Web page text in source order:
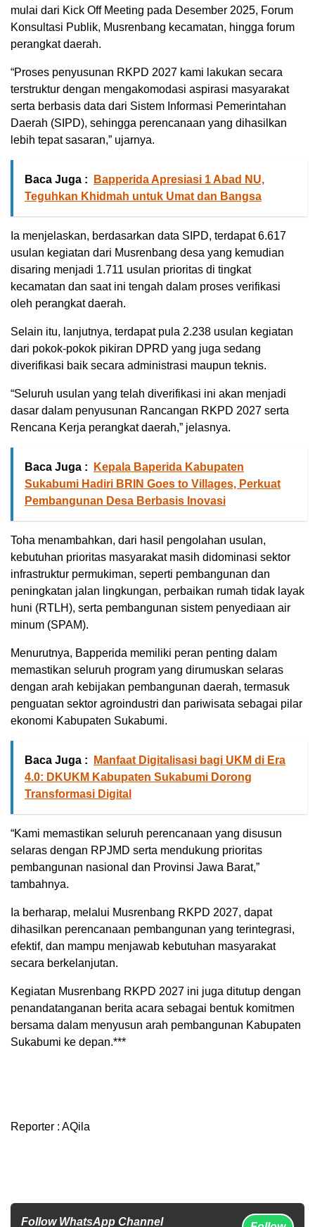
mulai dari Kick Off Meeting pada Desember 2025, Forum
Konsultasi Publik, Musrenbang kecamatan, hingga forum
perangkat daerah.
“Proses penyusunan RKPD 2027 kami lakukan secara
terstruktur dengan mengakomodasi aspirasi masyarakat
serta berbasis data dari Sistem Informasi Pemerintahan
Daerah (SIPD), sehingga perencanaan yang dihasilkan
lebih tepat sasaran,” ujarnya.
Baca Juga :
Bapperida Apresiasi 1 Abad NU,
Teguhkan Khidmah untuk Umat dan Bangsa
Ia menjelaskan, berdasarkan data SIPD, terdapat 6.617
usulan kegiatan dari Musrenbang desa yang kemudian
disaring menjadi 1.711 usulan prioritas di tingkat
kecamatan dan saat ini tengah dalam proses verifikasi
oleh perangkat daerah.
Selain itu, lanjutnya, terdapat pula 2.238 usulan kegiatan
dari pokok-pokok pikiran DPRD yang juga sedang
diverifikasi baik secara administrasi maupun teknis.
“Seluruh usulan yang telah diverifikasi ini akan menjadi
dasar dalam penyusunan Rancangan RKPD 2027 serta
Rencana Kerja perangkat daerah,” jelasnya.
Baca Juga :
Kepala Baperida Kabupaten
Sukabumi Hadiri BRIN Goes to Villages, Perkuat
Pembangunan Desa Berbasis Inovasi
Toha menambahkan, dari hasil pengolahan usulan,
kebutuhan prioritas masyarakat masih didominasi sektor
infrastruktur permukiman, seperti pembangunan dan
peningkatan jalan lingkungan, perbaikan rumah tidak layak
huni (RTLH), serta pembangunan sistem penyediaan air
minum (SPAM).
Menurutnya, Bapperida memiliki peran penting dalam
memastikan seluruh program yang dirumuskan selaras
dengan arah kebijakan pembangunan daerah, termasuk
penguatan sektor agroindustri dan pariwisata sebagai pilar
ekonomi Kabupaten Sukabumi.
Baca Juga :
Manfaat Digitalisasi bagi UKM di Era
4.0: DKUKM Kabupaten Sukabumi Dorong
Transformasi Digital
“Kami memastikan seluruh perencanaan yang disusun
selaras dengan RPJMD serta mendukung prioritas
pembangunan nasional dan Provinsi Jawa Barat,”
tambahnya.
Ia berharap, melalui Musrenbang RKPD 2027, dapat
dihasilkan perencanaan pembangunan yang terintegrasi,
efektif, dan mampu menjawab kebutuhan masyarakat
secara berkelanjutan.
Kegiatan Musrenbang RKPD 2027 ini juga ditutup dengan
penandatanganan berita acara sebagai bentuk komitmen
bersama dalam menyusun arah pembangunan Kabupaten
Sukabumi ke depan.***
Reporter : AQila
Follow WhatsApp Channel